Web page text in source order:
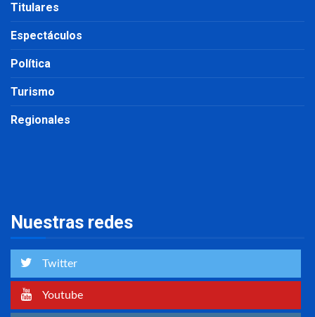
Titulares
Espectáculos
Política
Turismo
Regionales
Nuestras redes
Twitter
Youtube